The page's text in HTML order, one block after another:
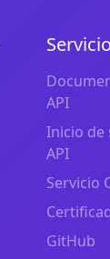
API
Inicio de
API
Servicio
GitHub